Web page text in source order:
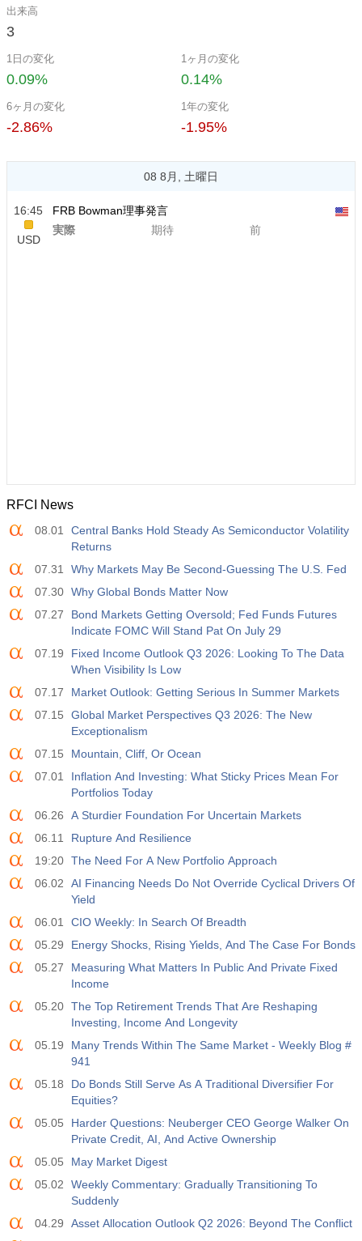
出来高
3
1日の変化
0.09%
1ヶ月の変化
0.14%
6ヶ月の変化
-2.86%
1年の変化
-1.95%
08 8月, 土曜日
16:45
USD
FRB Bowman理事発言
実際
期待 前
RFCI News
08.01
Central Banks Hold Steady As Semiconductor Volatility
Returns
07.31
Why Markets May Be Second-Guessing The U.S. Fed
07.30 Why Global Bonds Matter Now
07.27
Bond Markets Getting Oversold; Fed Funds Futures
Indicate FOMC Will Stand Pat On July 29
07.19
Fixed Income Outlook Q3 2026: Looking To The Data
When Visibility Is Low
07.17
Market Outlook: Getting Serious In Summer Markets
07.15
Global Market Perspectives Q3 2026: The New
Exceptionalism
07.15
Mountain, Cliff, Or Ocean
07.01
Inflation And Investing: What Sticky Prices Mean For
Portfolios Today
06.26
A Sturdier Foundation For Uncertain Markets
06.11
Rupture And Resilience
19:20 The Need For A New Portfolio Approach
06.02
AI Financing Needs Do Not Override Cyclical Drivers Of
Yield
06.01
CIO Weekly: In Search Of Breadth
05.29
Energy Shocks, Rising Yields, And The Case For Bonds
05.27
Measuring What Matters In Public And Private Fixed
Income
05.20 The Top Retirement Trends That Are Reshaping
Investing, Income And Longevity
05.19
Many Trends Within The Same Market - Weekly Blog #
941
05.18
Do Bonds Still Serve As A Traditional Diversifier For
Equities?
05.05
Harder Questions: Neuberger CEO George Walker On
Private Credit, AI, And Active Ownership
05.05
May Market Digest
05.02
Weekly Commentary: Gradually Transitioning To
Suddenly
04.29
Asset Allocation Outlook Q2 2026: Beyond The Conflict